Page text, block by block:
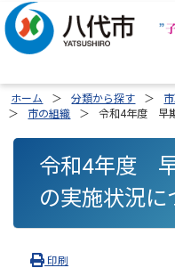
ホーム 分類から探す
市の組織
令和4年度 早
令和4年度
の実施状況に
印刷